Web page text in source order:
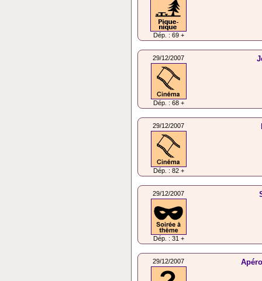
Dép. : 69 +
29/12/2007
Dép. : 68 +
29/12/2007
Dép. : 82 +
29/12/2007
Dép. : 31 +
29/12/2007